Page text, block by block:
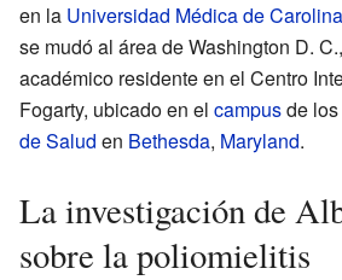
en la Universidad Médica de
se mudó al área de Washington D.
académico residente en el Centro
Fogarty, ubicado en el campusde los
de Salud en Bethesda, Maryland.
La investigación de
sobre la poliomielitis